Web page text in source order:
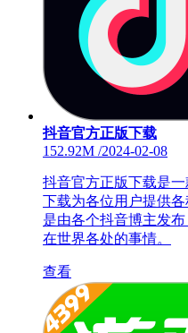
抖音官方正版下载
152.92M /2024-02-08
抖音官方正版下载是
下载为各位用户提供
是由各个抖音博主发
在世界各处的事情。
查看